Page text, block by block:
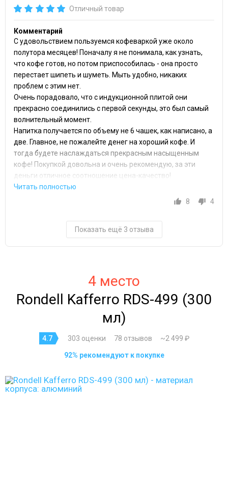
Отличный товар
Комментарий
С удовольствием пользуемся кофеваркой уже около
полутора месяцев! Поначалу я не понимала, как узнать,
что кофе готов, но потом приспособилась - она просто
перестает шипеть и шуметь. Мыть удобно, никаких
проблем с этим нет.
Очень порадовало, что с индукционной плитой они
прекрасно соединились с первой секунды, это был самый
волнительный момент.
Напитка получается по объему не 6 чашек, как написано, а
две. Главное, не пожалейте денег на хороший кофе. И
тогда будете наслаждаться прекрасным насыщенным
кофе! Покупкой довольна и очень рекомендую, за эти
деньги отличное соотношение цена-качество!
8 4
Показать ещё 3 отзыва
4 место
Rondell Kafferro RDS-499 (300
мл)
4.7 303 оценки 78 отзывов ~2 499 ₽
92% рекомендуют к покупке